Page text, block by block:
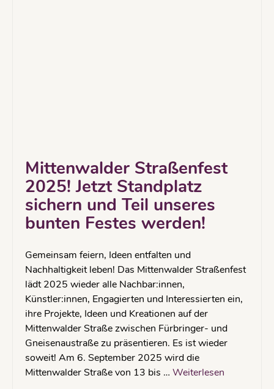
Mittenwalder Straßenfest
2025! Jetzt Standplatz
sichern und Teil unseres
bunten Festes werden!
Gemeinsam feiern, Ideen entfalten und
Nachhaltigkeit leben! Das Mittenwalder Straßenfest
lädt 2025 wieder alle Nachbar:innen,
Künstler:innen, Engagierten und Interessierten ein,
ihre Projekte, Ideen und Kreationen auf der
Mittenwalder Straße zwischen Fürbringer- und
Gneisenaustraße zu präsentieren. Es ist wieder
soweit! Am 6. September 2025 wird die
Mittenwalder Straße von 13 bis … Weiterlesen